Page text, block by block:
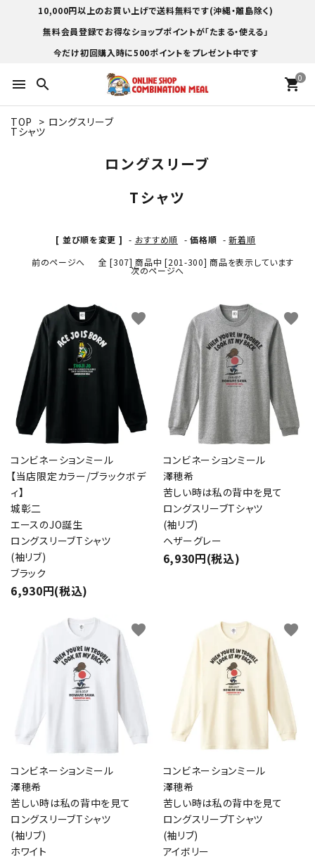
10,000円以上のお買い上げで送料無料です(沖縄・離島除く)
無料会員登録でお得なショップポイントが「たまる・使える」
今だけ初回購入時に500ポイントをプレゼント中です
menu search 0
shopping_cart
TOP > ロングスリーブ
Tシャツ
ロングスリーブ
Tシャツ
[ 並び順を変更 ] - おすすめ順 -価格順 -新着順
前のページへ
全 [307] 商品中 [201-300] 商品を表示しています
次のページへ
コンビネーションミール
【当店限定カラー/ブラックボデ
ィ】
城彰二
エースのJO誕生
ロングスリーブTシャツ
(袖リブ)
ブラック
6,930円(税込)
favorite
コンビネーションミール
澤穂希
苦しい時は私の背中を見て
ロングスリーブTシャツ
(袖リブ)
ヘザーグレー
6,930円(税込)
favorite
コンビネーションミール
澤穂希
苦しい時は私の背中を見て
ロングスリーブTシャツ
(袖リブ)
ホワイト
favorite
コンビネーションミール
澤穂希
苦しい時は私の背中を見て
ロングスリーブTシャツ
(袖リブ)
アイボリー
favorite